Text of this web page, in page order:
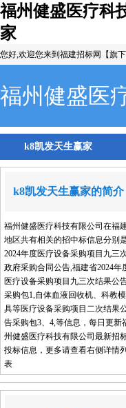
福州健盛医疗科
家
您好,欢迎您来到福建招标网【旗下
福州健盛医
k8凯发天生赢家
k8凯发天生赢家的简介
福州健盛医疗科技有限公司在福
地区共有相关的招中标信息分别
2024年度医疗设备采购项目九三
政府采购合同公告,福建省2024年
医疗设备采购项目九三次结果公
采购包1,自体血液回收机、科教模
具等医疗设备采购项目二次结果
告采购包3、4,等信息，每日更新
州健盛医疗科技有限公司最新招
投标信息，更多请查看右侧详情列
表